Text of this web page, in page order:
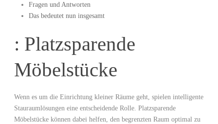
Fragen und Antworten
Das bedeutet ‍nun insgesamt
: Platzsparende
Möbelstücke
Wenn es um die Einrichtung ⁢kleiner Räume geht, ⁤spielen intelligente
Stauraumlösungen eine entscheidende Rolle. Platzsparende
Möbelstücke können dabei helfen, ⁢den begrenzten Raum optimal zu